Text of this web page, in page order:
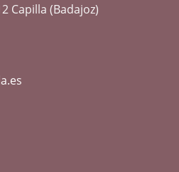
Capilla (Badajoz)